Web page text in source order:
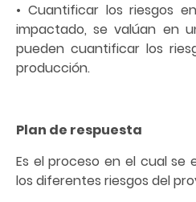
• Cuantificar los riesgos
impactado, se valúan en
pueden cuantificar los
producción.
Plan de respuesta
Es el proceso en el cual
los diferentes riesgos del